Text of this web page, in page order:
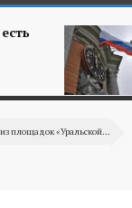
площадок «Уральской...